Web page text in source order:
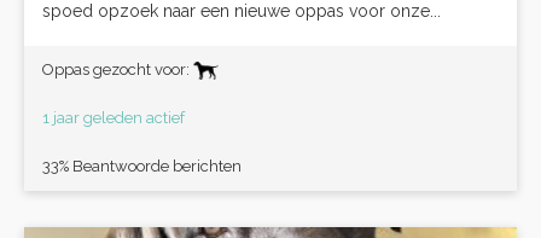
spoed opzoek naar een nieuwe oppas voor onze...
Oppas gezocht voor:
1 jaar geleden actief
33% Beantwoorde berichten